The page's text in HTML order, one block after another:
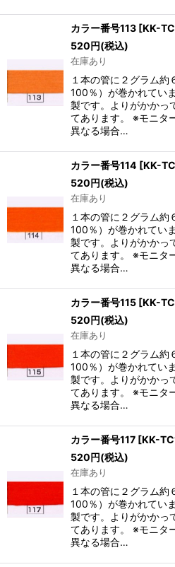
カラー番号113 [KK-
520円(税込)
在庫あり
１本の管に２グラム約
100％）が巻かれてい
製です。よりがかかっ
てあります。 ※モニタ
異なる場合…
カラー番号114 [KK-
520円(税込)
在庫あり
１本の管に２グラム約
100％）が巻かれてい
製です。よりがかかっ
てあります。 ※モニタ
異なる場合…
カラー番号115 [KK-
520円(税込)
在庫あり
１本の管に２グラム約
100％）が巻かれてい
製です。よりがかかっ
てあります。 ※モニタ
異なる場合…
カラー番号117 [KK-
520円(税込)
在庫あり
１本の管に２グラム約
100％）が巻かれてい
製です。よりがかかっ
てあります。 ※モニタ
異なる場合…